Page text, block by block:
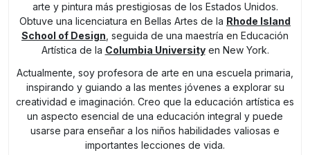
arte y pintura más prestigiosas de los Estados Unidos.
Obtuve una licenciatura en Bellas Artes de la Rhode Island
School of Design , seguida de una maestría en Educación
Artística de la Columbia Universityen New York.
Actualmente, soy profesora de arte en una escuela primaria,
inspirando y guiando a las mentes jóvenes a explorar su
creatividad e imaginación. Creo que la educación artística es
un aspecto esencial de una educación integral y puede
usarse para enseñar a los niños habilidades valiosas e
importantes lecciones de vida.